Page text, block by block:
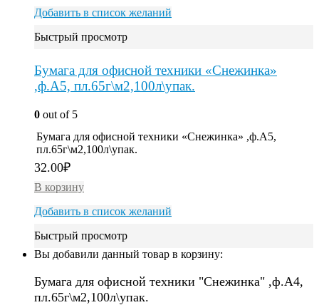
Добавить в список желаний
Быстрый просмотр
Бумага для офисной техники «Снежинка»
,ф.А5, пл.65г\м2,100л\упак.
0 out of 5
Бумага для офисной техники «Снежинка» ,ф.А5,
пл.65г\м2,100л\упак.
32.00₽
В корзину
Добавить в список желаний
Быстрый просмотр
Вы добавили данный товар в корзину:
Бумага для офисной техники "Снежинка" ,ф.А4,
пл.65г\м2,100л\упак.